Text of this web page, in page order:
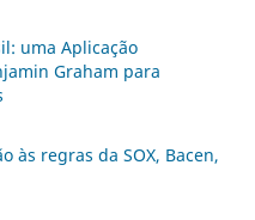
uma Aplicação
Graham para
às regras da SOX, Bacen,